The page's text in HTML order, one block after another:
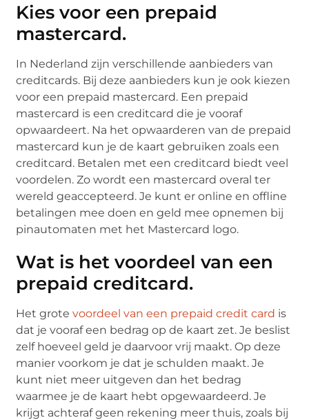
Kies voor een prepaid
mastercard.
In Nederland zijn verschillende aanbieders van
creditcards. Bij deze aanbieders kun je ook kiezen
voor een prepaid mastercard. Een prepaid
mastercard is een creditcard die je vooraf
opwaardeert. Na het opwaarderen van de prepaid
mastercard kun je de kaart gebruiken zoals een
creditcard. Betalen met een creditcard biedt veel
voordelen. Zo wordt een mastercard overal ter
wereld geaccepteerd. Je kunt er online en offline
betalingen mee doen en geld mee opnemen bij
pinautomaten met het Mastercard logo.
Wat is het voordeel van een
prepaid creditcard.
Het grote voordeel van een prepaid credit card is
dat je vooraf een bedrag op de kaart zet. Je beslist
zelf hoeveel geld je daarvoor vrij maakt. Op deze
manier voorkom je dat je schulden maakt. Je
kunt niet meer uitgeven dan het bedrag
waarmee je de kaart hebt opgewaardeerd. Je
krijgt achteraf geen rekening meer thuis, zoals bij